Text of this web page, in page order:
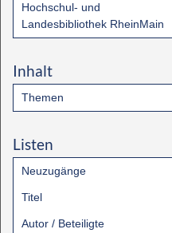
Hochschul- und
Landesbibliothek RheinMain
Inhalt
Themen
Listen
Neuzugänge
Titel
Autor / Beteiligte